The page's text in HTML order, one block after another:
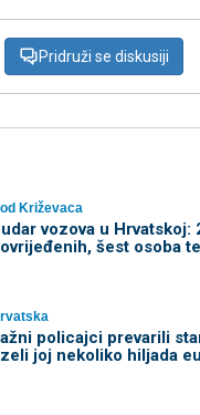
Pridruži se diskusiji
Križevaca
vozova u Hrvatskoj:
šest osoba
policajci prevarili
joj nekoliko hiljada